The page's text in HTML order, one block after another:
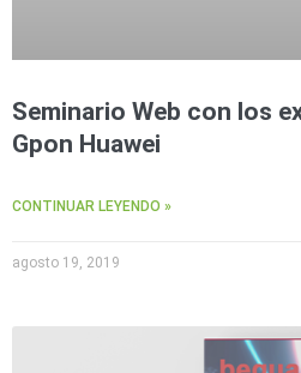
Seminario Web con los
Gpon Huawei
CONTINUAR LEYENDO »
agosto 19, 2019